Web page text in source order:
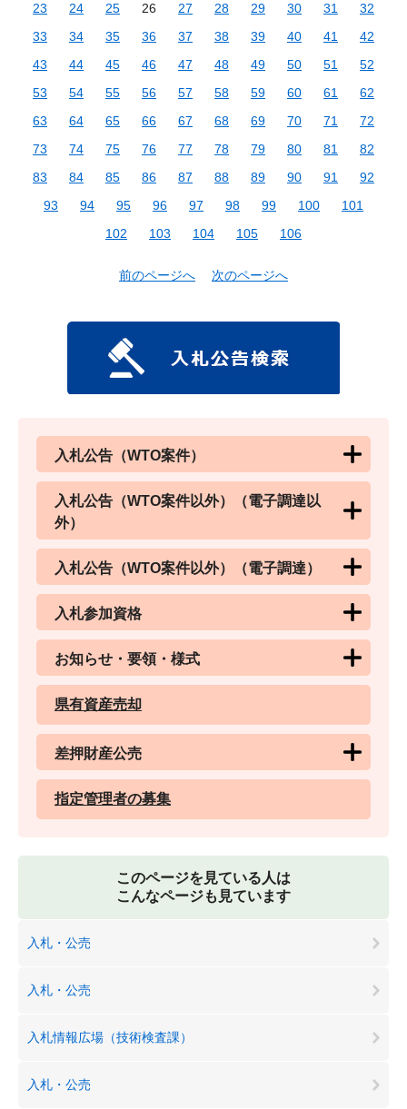
23
24 25 26 27 28 29 30 31
32
33
34 35 36 37 38 39 40 41
42
43
44 45 46 47 48 49 50 51
52
53
54 55 56 57 58 59 60 61
62
63
64 65 66 67 68 69 70 71
72
73
74 75 76 77 78 79 80 81
82
83
84 85 86 87 88 89 90 91
92
93
94 95 96 97 98 99 100
101
102
103 104 105 106
前のページへ 次のページへ
入札公告（WTO案件）
入札公告（WTO案件以外）（電子調達以
外）
入札公告（WTO案件以外）（電子調達）
入札参加資格
お知らせ・要領・様式
県有資産売却
差押財産公売
指定管理者の募集
このページを見ている人は
こんなページも見ています
入札・公売
入札・公売
入札情報広場（技術検査課）
入札・公売